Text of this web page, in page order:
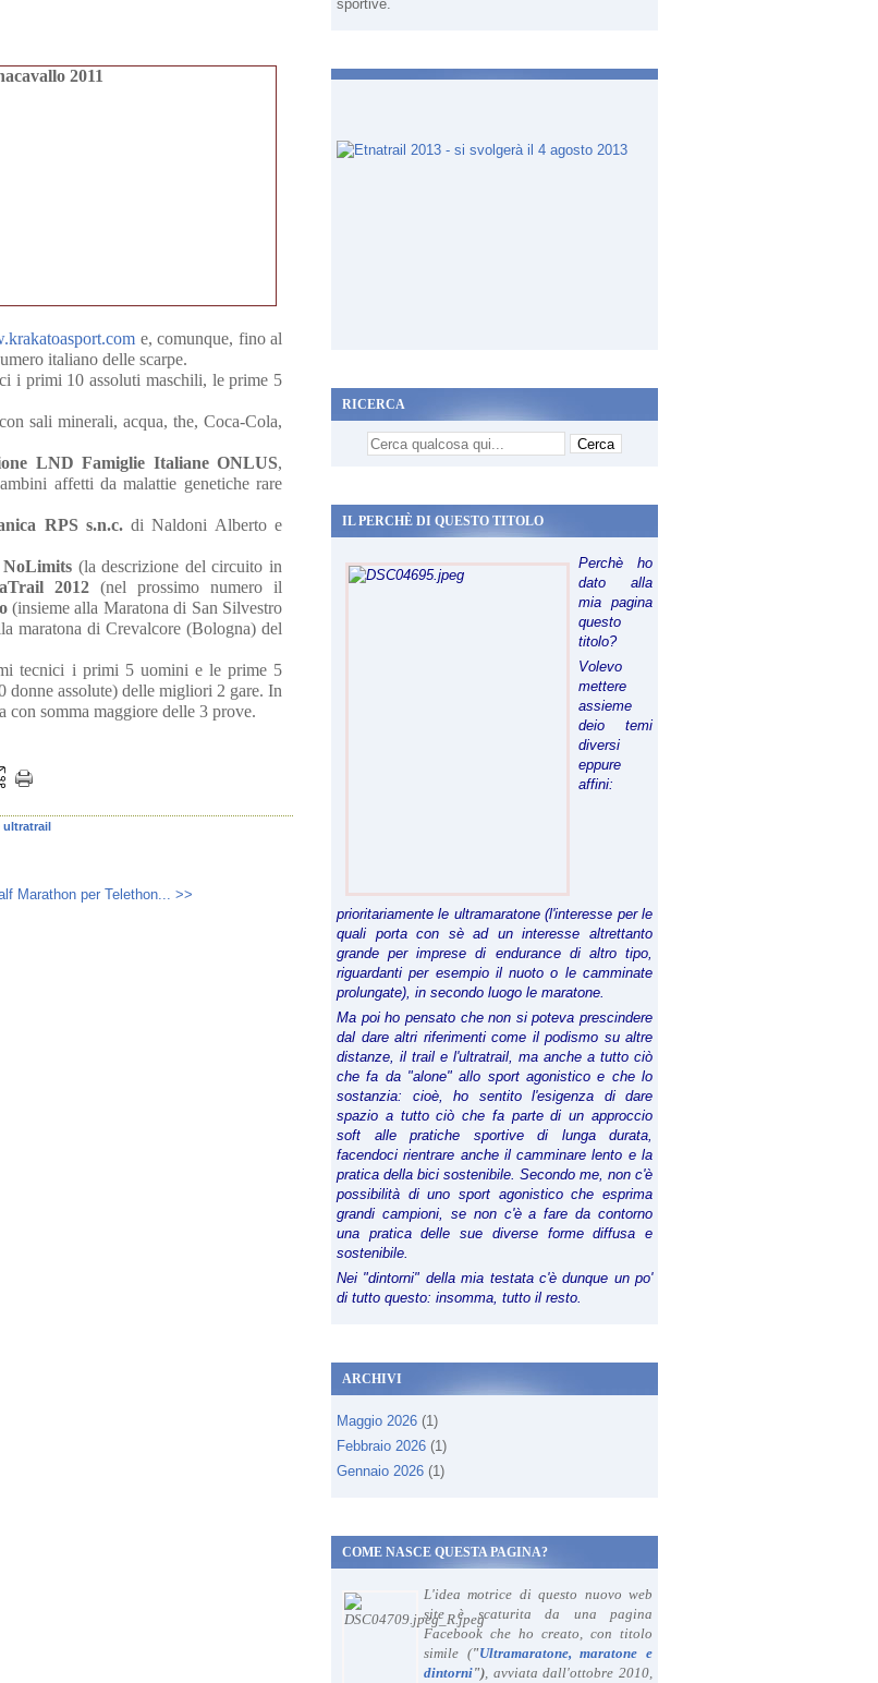
e, comunque, fino al
italiano delle scarpe.
i primi 10 assoluti maschili, le prime 5
sali minerali, acqua, the, Coca-Cola,
LND Famiglie Italiane ONLUS,
affetti da malattie genetiche rare
RPS s.n.c.di Naldoni Alberto e
NoLimits(la descrizione del circuito in
2012 (nel prossimo numero il
(insieme alla Maratona di San Silvestro
maratona di Crevalcore (Bologna) del
tecnici i primi 5 uomini e le prime 5
assolute) delle migliori 2 gare. In
somma maggiore delle 3 prove.
ultratrail
Marathon per Telethon... >>
sportive.
RICERCA
IL PERCHÈ DI QUESTO TITOLO
Perchè ho
dato alla
mia pagina
questo
titolo?
Volevo
mettere
assieme
deio temi
diversi
eppure
affini:
prioritariamente le ultramaratone (l'interesse per le
quali porta con sè ad un interesse altrettanto
grande per imprese di endurance di altro tipo,
riguardanti per esempio il nuoto o le camminate
prolungate), in secondo luogo le maratone.
Ma poi ho pensato che non si poteva prescindere
dal dare altri riferimenti come il podismo su altre
distanze, il trail e l'ultratrail, ma anche a tutto ciò
che fa da "alone" allo sport agonistico e che lo
sostanzia: cioè, ho sentito l'esigenza di dare
spazio a tutto ciò che fa parte di un approccio
soft alle pratiche sportive di lunga durata,
facendoci rientrare anche il camminare lento e la
pratica della bici sostenibile. Secondo me, non c'è
possibilità di uno sport agonistico che esprima
grandi campioni, se non c'è a fare da contorno
una pratica delle sue diverse forme diffusa e
sostenibile.
Nei "dintorni" della mia testata c'è dunque un po'
di tutto questo: insomma, tutto il resto.
ARCHIVI
Maggio 2026 (1)
Febbraio 2026 (1)
Gennaio 2026 (1)
COME NASCE QUESTA PAGINA?
L'idea motrice di questo nuovo web
site è scaturita da una pagina
Facebook che ho creato, con titolo
simile ("Ultramaratone, maratone e
dintorni"), avviata dall'ottobre 2010,